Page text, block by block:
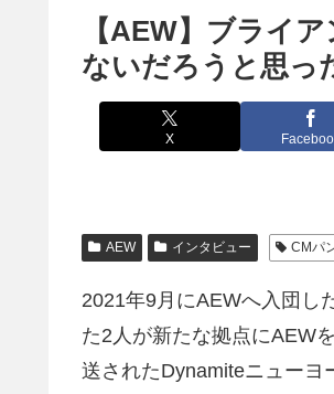
【AEW】ブライ
ないだろうと思っ
X
AEW インタビュー CMパ
2021年9月にAEWへ入団し
た2人が新たな拠点にAEW
送されたDynamiteニューヨ